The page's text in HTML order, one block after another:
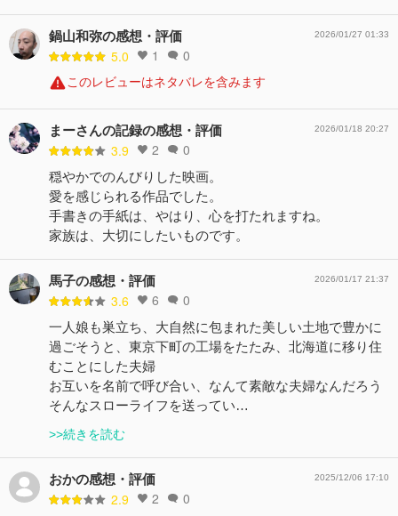
鍋山和弥の感想・評価
5.0 1 0
2026/01/27 01:33
このレビューはネタバレを含みます
まーさんの記録の感想・評価
3.9 2 0
2026/01/18 20:27
穏やかでのんびりした映画。
愛を感じられる作品でした。
手書きの手紙は、やはり、心を打たれますね。
家族は、大切にしたいものです。
馬子の感想・評価
3.6 6 0
2026/01/17 21:37
一人娘も巣立ち、大自然に包まれた美しい土地で豊かに
過ごそうと、東京下町の工場をたたみ、北海道に移り住
むことにした夫婦
お互いを名前で呼び合い、なんて素敵な夫婦なんだろう
そんなスローライフを送ってい…
>>続きを読む
おかの感想・評価
2.9 2 0
2025/12/06 17:10